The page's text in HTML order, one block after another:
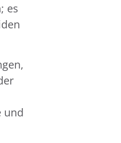
es
und